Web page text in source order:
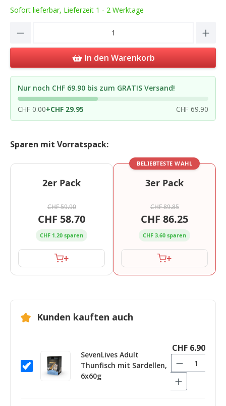
Sofort lieferbar, Lieferzeit 1 - 2 Werktage
Product Quantity: Enter the desired
In den Warenkorb
Nur noch CHF 69.90 bis zum GRATIS Versand!
CHF 0.00+CHF 29.95 CHF 69.90
Sparen mit Vorratspack:
2er Pack
CHF 59.90
CHF 58.70
CHF 1.20 sparen
+
BELIEBTESTE WAHL
3er Pack
CHF 89.85
CHF 86.25
CHF 3.60 sparen
+
Kunden kauften auch
SevenLives Adult
Thunfisch mit Sardellen,
6x60g
CHF 6.90